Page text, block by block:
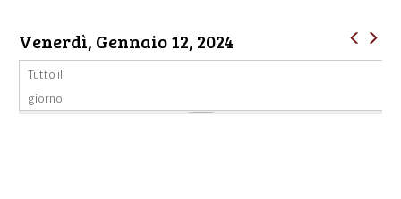
Venerdì, Gennaio 12, 2024
Tutto il
giorno